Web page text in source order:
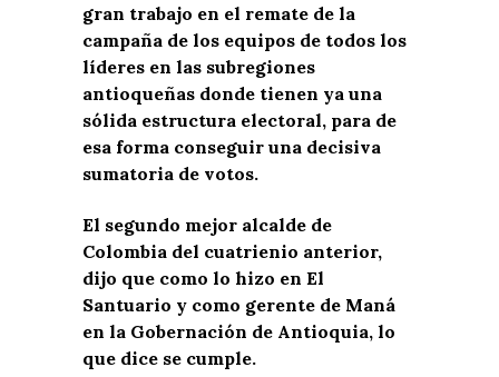
gran trabajo en el remate de la
campaña de los equipos de todos los
líderes en las subregiones
antioqueñas donde tienen ya una
sólida estructura electoral, para de
esa forma conseguir una decisiva
sumatoria de votos.
El segundo mejor alcalde de
Colombia del cuatrienio anterior,
dijo que como lo hizo en El
Santuario y como gerente de Maná
en la Gobernación de Antioquia, lo
que dice se cumple.